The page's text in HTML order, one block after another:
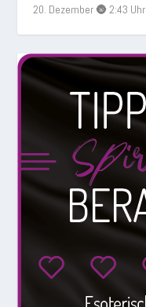
20. Dezember 🌚 2:43 Uhr